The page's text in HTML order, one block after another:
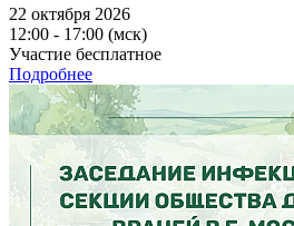
22 октября 2026
12:00 - 17:00 (мск)
Участие бесплатное
Подробнее